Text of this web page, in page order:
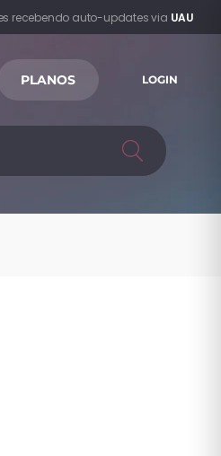
recebendo auto-updates via UAU
PLANOS LOGIN